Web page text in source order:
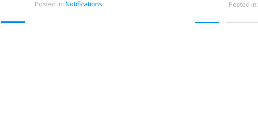
Posted in: Notifications Posted in: